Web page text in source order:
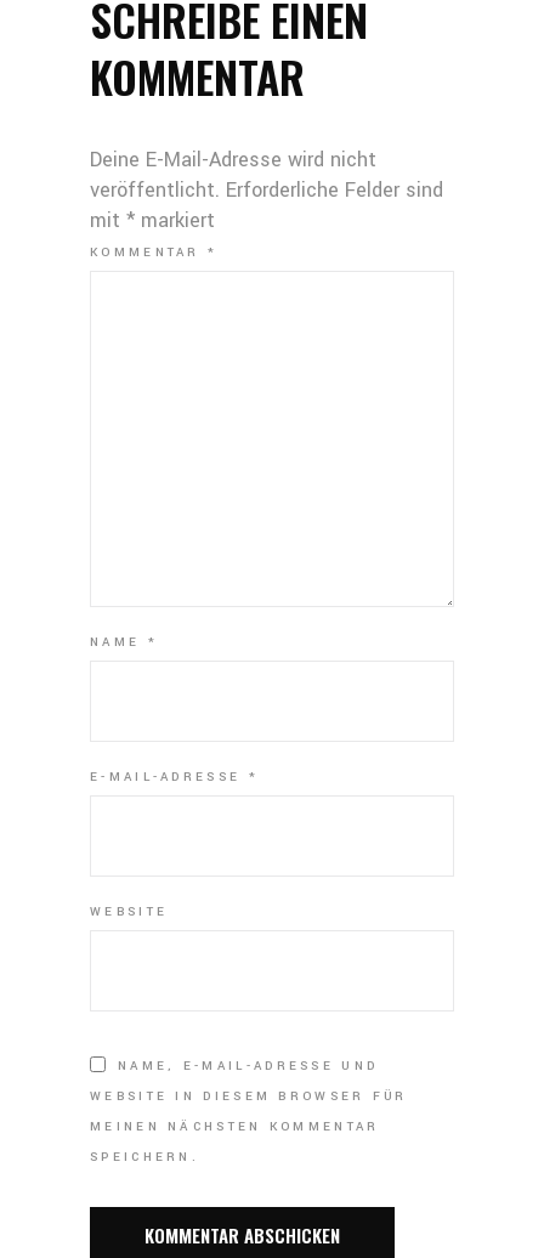
SCHREIBE EINEN
KOMMENTAR
Deine E-Mail-Adresse wird nicht
veröffentlicht. Erforderliche Felder sind
mit * markiert
KOMMENTAR*
NAME *
E-MAIL-ADRESSE *
WEBSITE
NAME, E-MAIL-ADRESSE UND
WEBSITE IN DIESEM BROWSER FÜR
MEINEN NÄCHSTEN KOMMENTAR
SPEICHERN.